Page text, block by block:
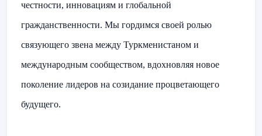
честности, инновациям и глобальной
гражданственности. Мы гордимся своей ролью
связующего звена между Туркменистаном и
международным сообществом, вдохновляя новое
поколение лидеров на созидание процветающего
будущего.